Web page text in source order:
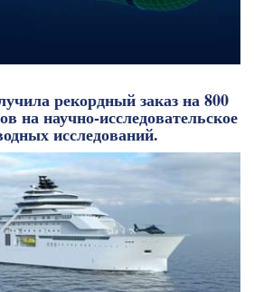
рекордный заказ на 800
на научно-исследовательское
исследований.